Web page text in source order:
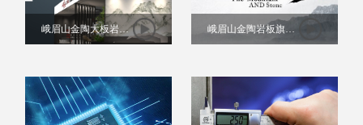
峨眉山金陶大板岩板
惊艳亮相潭洲展视频
峨眉山金陶岩板旗下
品牌【峨壁古岩】--